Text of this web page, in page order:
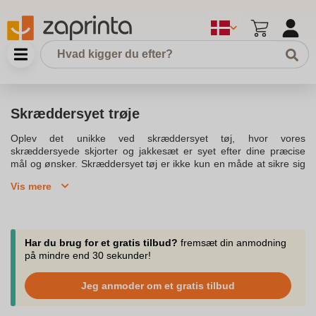
Skræddersyet trøje
Oplev det unikke ved skræddersyet tøj, hvor vores
skræddersyede skjorter og jakkesæt er syet efter dine præcise
mål og ønsker. Skræddersyet tøj er ikke kun en måde at sikre sig
personlig stil og elegance. Med skræddersyede jakkesæt og
fokuserer på høj kvalitet, hvor syninger og finish er udført med
præcision for at skabe det bedste kvalitets vare. Vi tilbyder en
kompetent rådgivning, så du kan design dit eget stykke tøj, der er
session, hvor vi går igennem dine præcise mål og kropsbygning
for at sikre en pasform, der sad 100 procent perfekt uden behov
for smårettelser. Når du vælger skræddersyet jakkesæt eller
Vis mere
Har du brug for et gratis tilbud? fremsæt din anmodning
på mindre end 30 sekunder!
Jeg anmoder om et gratis tilbud